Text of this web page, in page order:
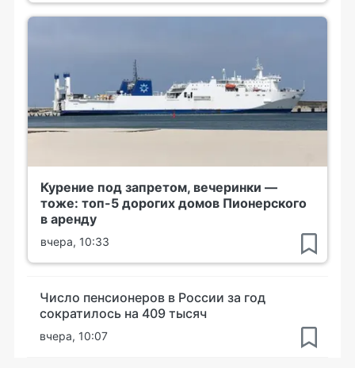
Курение под запретом, вечеринки —
тоже: топ-5 дорогих домов Пионерского
в аренду
вчера, 10:33
Число пенсионеров в России за год
сократилось на 409 тысяч
вчера, 10:07